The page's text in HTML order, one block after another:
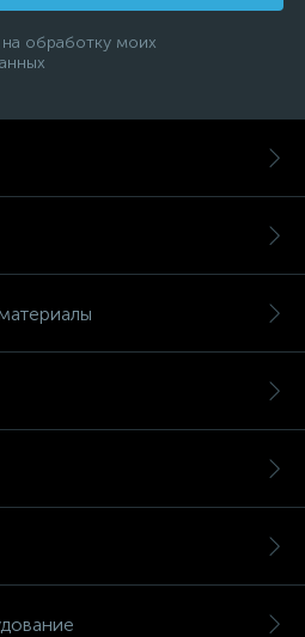
обработку моих